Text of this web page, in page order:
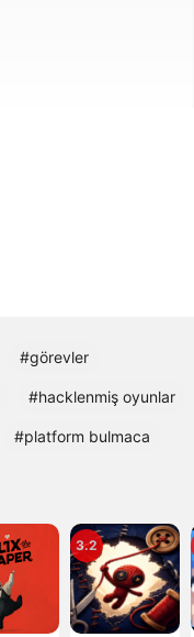
#görevler
#hacklenmiş oyunlar
#platform bulmaca
3.2